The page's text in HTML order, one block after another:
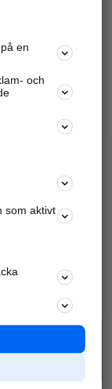
mm.
mot
nära dig.
en
och
som aktivt